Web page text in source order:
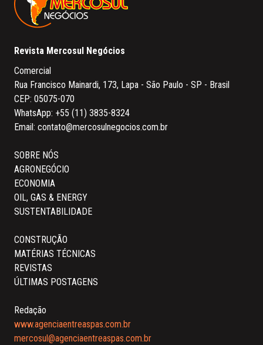
Revista Mercosul Negócios
Comercial
Rua Francisco Mainardi, 173, Lapa - São Paulo - SP - Brasil
CEP: 05075-070
WhatsApp: +55 (11) 3835-8324
Email: contato@mercosulnegocios.com.br
SOBRE NÓS
AGRONEGÓCIO
ECONOMIA
OIL, GAS & ENERGY
SUSTENTABILIDADE
CONSTRUÇÃO
MATÉRIAS TÉCNICAS
REVISTAS
ÚLTIMAS POSTAGENS
Redação
www.agenciaentreaspas.com.br
mercosul@agenciaentreaspas.com.br